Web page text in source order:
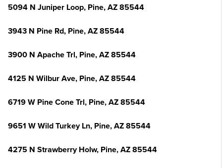
5094 N Juniper Loop, Pine, AZ 85544
3943 N Pine Rd, Pine, AZ 85544
3900 N Apache Trl, Pine, AZ 85544
4125 N Wilbur Ave, Pine, AZ 85544
6719 W Pine Cone Trl, Pine, AZ 85544
9651 W Wild Turkey Ln, Pine, AZ 85544
4275 N Strawberry Holw, Pine, AZ 85544